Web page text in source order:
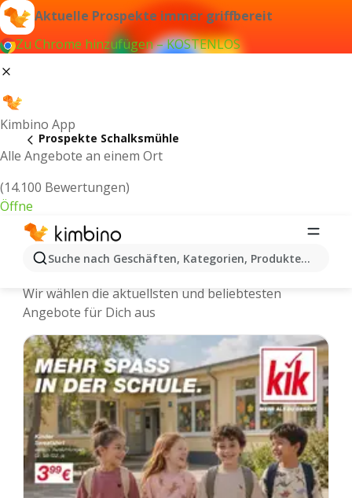
Aktuelle Prospekte immer griffbereit
Zu Chrome hinzufügen – KOSTENLOS
Kimbino App
Alle Angebote an einem Ort
(14.100 Bewertungen)
Öffne
Suche nach Geschäften, Kategorien, Produkten...
Prospekte Schalksmühle
Schalksmühle - Neuste Prospekte
Wir wählen die aktuellsten und beliebtesten
Angebote für Dich aus